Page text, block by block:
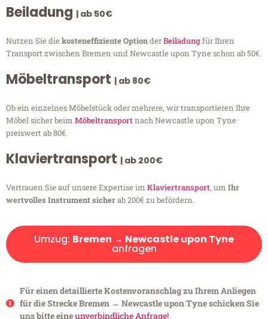
Beiladung | ab 50€
Nutzen Sie diekosteneffiziente OptionderBeiladungfür Ihren
Transport zwischen Bremen und Newcastle upon Tyne schon ab 50€.
Möbeltransport | ab 80€
Ob ein einzelnes Möbelstück oder mehrere, wir transportieren Ihre
Möbel sicher beim Möbeltransportnach Newcastle upon Tyne
preiswert ab 80€.
Klaviertransport | ab 200€
Vertrauen Sie auf unsere Expertise im Klaviertransport, um Ihr
wertvolles Instrument sicherab 200€ zu befördern.
Umzug: Bremen → Newcastle upon Tyne
anfragen
Für einen detaillierte Kostenvoranschlag zu Ihrem Anliegen
für die Strecke Bremen → Newcastle upon Tyne schicken Sie
uns bitte eineunverbindliche Anfrage!